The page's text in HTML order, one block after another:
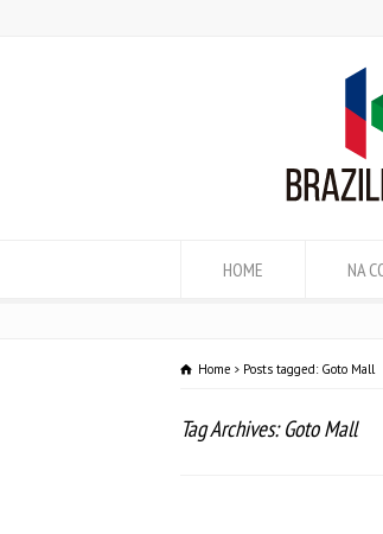
HOME NA
Home Posts tagged: Goto Mall
Tag Archives: Goto Mall